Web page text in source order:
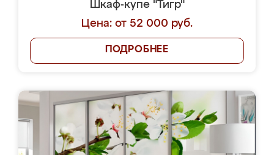
Шкаф-купе "Тигр"
Цена: от 52 000 руб.
ПОДРОБНЕЕ